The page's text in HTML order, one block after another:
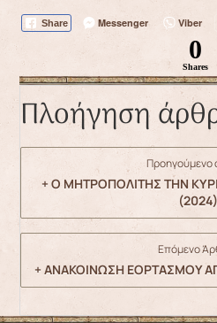
Share Messenger Viber
0
Shares
Πλοήγηση
Προηγούμενο
+ Ο ΜΗΤΡΟΠΟΛΙΤΗΣ ΤΗΝ
(2024)
Επόμενο
+ ΑΝΑΚΟΙΝΩΣΗ ΕΟΡΤΑΣΜΟΥ